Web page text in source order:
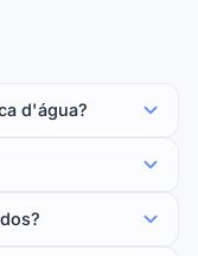
d'água?